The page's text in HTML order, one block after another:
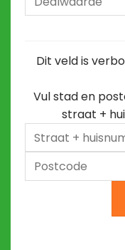
Dit veld is
Vul stad en
straat +
Straat